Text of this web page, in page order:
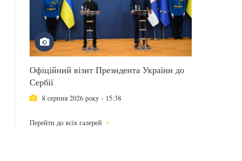
Офіційний візит Президента України до
Сербії
8 серпня 2026 року - 15:38
Перейти до всіх галерей